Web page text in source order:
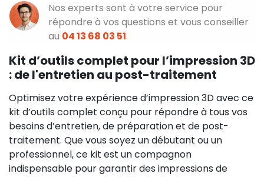
Nos experts sont à votre service pour
répondre à vos questions et vous conseiller
au 04 13 68 03 51.
Kit d’outils complet pour l’impression 3D
: de l'entretien au post-traitement
Optimisez votre expérience d’impression 3D avec ce
kit d’outils complet conçu pour répondre à tous vos
besoins d’entretien, de préparation et de post-
traitement. Que vous soyez un débutant ou un
professionnel, ce kit est un compagnon
indispensable pour garantir des impressions de